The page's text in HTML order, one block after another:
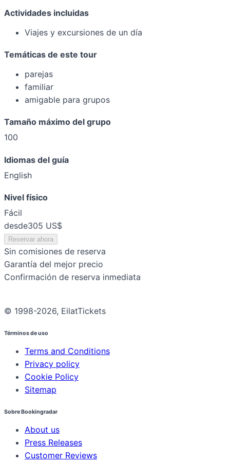
Actividades incluidas
Viajes y excursiones de un día
Temáticas de este tour
parejas
familiar
amigable para grupos
Tamaño máximo del grupo
100
Idiomas del guía
English
Nivel físico
Fácil
desde305 US$
Reservar ahora
Sin comisiones de reserva
Garantía del mejor precio
Confirmación de reserva inmediata
© 1998-2026, EilatTickets
Términos de uso
Terms and Conditions
Privacy policy
Cookie Policy
Sitemap
Sobre Bookingradar
About us
Press Releases
Customer Reviews